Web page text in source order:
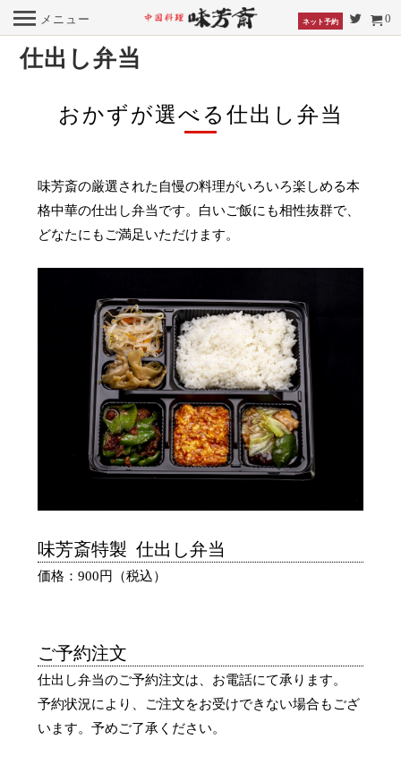
メニュー ネット予約 0
仕出し弁当
おかずが選べる仕出し弁当
味芳斎の厳選された自慢の料理がいろいろ楽しめる本
格中華の仕出し弁当です。白いご飯にも相性抜群で、
どなたにもご満足いただけます。
味芳斎特製 仕出し弁当
価格：900円（税込）
ご予約注文
仕出し弁当のご予約注文は、お電話にて承ります。
予約状況により、ご注文をお受けできない場合もござ
います。予めご了承ください。